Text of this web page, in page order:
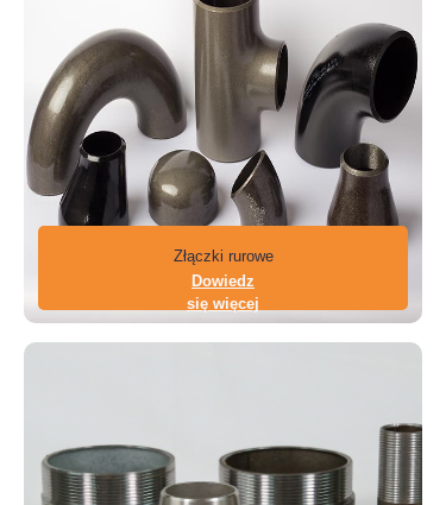
Złączki rurowe
Dowiedz
się więcej